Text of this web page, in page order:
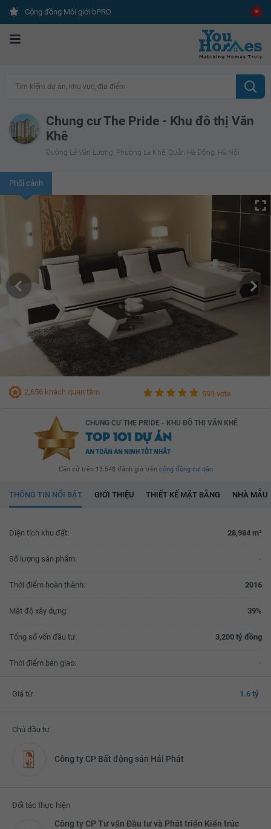
Cộng đồng Môi giới bPRO
Tìm kiếm dự án, khu vực, địa điểm
Chung cư The Pride - Khu đô thị Văn
Khê
Đường Lê Văn Lương, Phường La Khê, Quận Hà Đông, Hà Nội
Phối cảnh
2,656 khách quan tâm 593 vote
CHUNG CƯ THE PRIDE - KHU ĐÔ THỊ VĂN KHÊ
TOP 101 DỰ ÁN
AN TOÀN AN NINH TỐT NHẤT
Căn cứ trên 13.548 đánh giá trên cộng đồng cư dân
THÔNG TIN NỔI BẬT GIỚI THIỆU THIẾT KẾ MẶT BẰNG NHÀ MẪU
Diện tích khu đất: 28,984 m²
Số lượng sản phẩm: -
Thời điểm hoàn thành: 2016
Mật độ xây dựng: 39%
Tổng số vốn đầu tư: 3,200 tỷ đồng
Thời điểm bàn giao: -
Giá từ 1.6 tỷ
Chủ đầu tư
Công ty CP Bất động sản Hải Phát
Đối tác thực hiện
Công ty CP Tư vấn Đầu tư và Phát triển Kiến trúc